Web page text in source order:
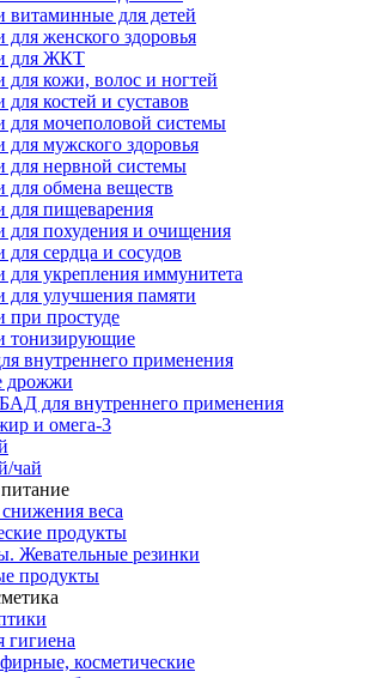
витаминные для детей
для женского здоровья
для ЖКТ
для кожи, волос и ногтей
для костей и суставов
для мочеполовой системы
для мужского здоровья
для нервной системы
для обмена веществ
для пищеварения
для похудения и очищения
для сердца и сосудов
для укрепления иммунитета
для улучшения памяти
при простуде
тонизирующие
внутреннего применения
дрожжи
для внутреннего применения
и омега-3
чай
веса
продукты
Жевательные резинки
продукты
гигиена
косметические